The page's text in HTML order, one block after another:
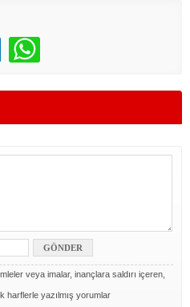
veya imalar, inançlara saldırı içeren,
harflerle yazılmış yorumlar